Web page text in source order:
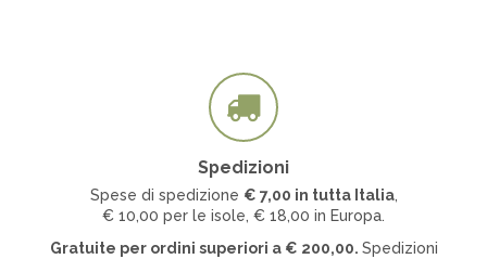
Spedizioni
Spese di spedizione € 7,00 in tutta Italia,
€ 10,00 per le isole, € 18,00 in Europa.
Gratuite per ordini superiori a € 200,00. Spedizioni